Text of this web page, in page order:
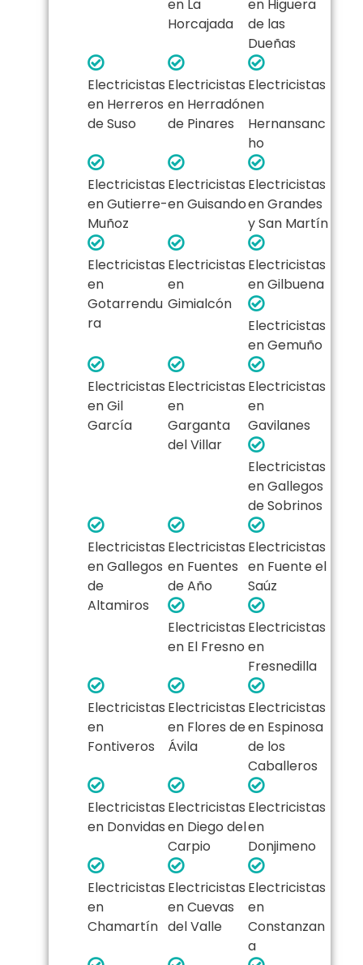
en La
Horcajada
en Higuera
de las
Dueñas
Electricistas
en Herreros
de Suso
Electricistas
en Herradón
de Pinares
Electricistas
en
Hernansanc
ho
Electricistas
en Gutierre-
Muñoz
Electricistas
en Guisando
Electricistas
en Grandes
y San Martín
Electricistas
en
Gotarrendu
ra
Electricistas
en
Gimialcón
Electricistas
en Gilbuena
Electricistas
en Gemuño
Electricistas
en Gil
García
Electricistas
en
Garganta
del Villar
Electricistas
en
Gavilanes
Electricistas
en Gallegos
de Sobrinos
Electricistas
en Gallegos
de
Altamiros
Electricistas
en Fuentes
de Año
Electricistas
en Fuente el
Saúz
Electricistas
en El Fresno
Electricistas
en
Fresnedilla
Electricistas
en
Fontiveros
Electricistas
en Flores de
Ávila
Electricistas
en Espinosa
de los
Caballeros
Electricistas
en Donvidas
Electricistas
en Diego del
Carpio
Electricistas
en
Donjimeno
Electricistas
en
Chamartín
Electricistas
en Cuevas
del Valle
Electricistas
en
Constanzan
a